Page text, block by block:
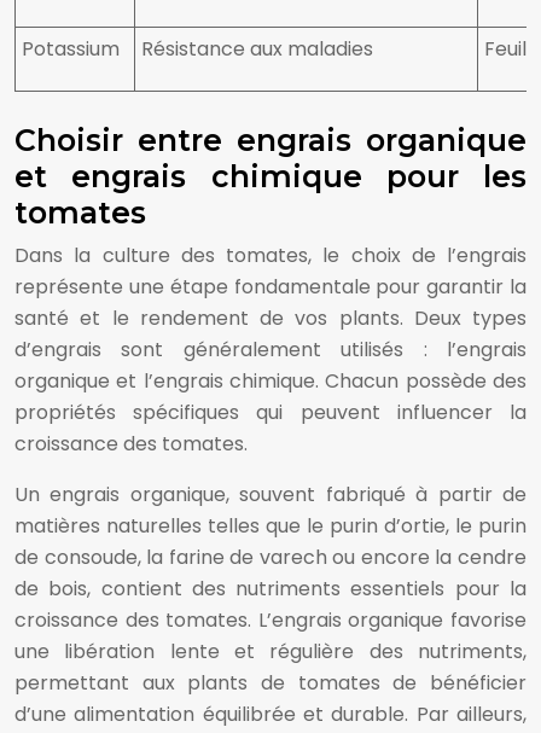
Potassium Résistance aux maladies
Choisir entre engrais organique
et engrais chimique pour les
tomates
Dans la culture des tomates, le choix de l’engrais
représente une étape fondamentale pour garantir la
santé et le rendement de vos plants. Deux types
d’engrais sont généralement utilisés : l’engrais
organique et l’engrais chimique. Chacun possède des
propriétés spécifiques qui peuvent influencer la
croissance des tomates.
Un engrais organique, souvent fabriqué à partir de
matières naturelles telles que le purin d’ortie, le purin
de consoude, la farine de varech ou encore la cendre
de bois, contient des nutriments essentiels pour la
croissance des tomates. L’engrais organique favorise
une libération lente et régulière des nutriments,
permettant aux plants de tomates de bénéficier
d’une alimentation équilibrée et durable. Par ailleurs,